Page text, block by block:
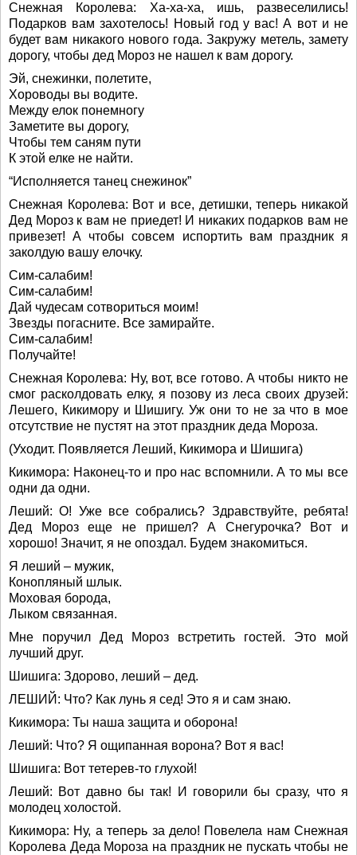
Снежная Королева: Ха-ха-ха, ишь, развеселились!
Подарков вам захотелось! Новый год у вас! А вот и не
будет вам никакого нового года. Закружу метель, замету
дорогу, чтобы дед Мороз не нашел к вам дорогу.
Эй, снежинки, полетите,
Хороводы вы водите.
Между елок понемногу
Заметите вы дорогу,
Чтобы тем саням пути
К этой елке не найти.
“Исполняется танец снежинок”
Снежная Королева: Вот и все, детишки, теперь никакой
Дед Мороз к вам не приедет! И никаких подарков вам не
привезет! А чтобы совсем испортить вам праздник я
заколдую вашу елочку.
Сим-салабим!
Сим-салабим!
Дай чудесам сотвориться моим!
Звезды погасните. Все замирайте.
Сим-салабим!
Получайте!
Снежная Королева: Ну, вот, все готово. А чтобы никто не
смог расколдовать елку, я позову из леса своих друзей:
Лешего, Кикимору и Шишигу. Уж они то не за что в мое
отсутствие не пустят на этот праздник деда Мороза.
(Уходит. Появляется Леший, Кикимора и Шишига)
Кикимора: Наконец-то и про нас вспомнили. А то мы все
одни да одни.
Леший: О! Уже все собрались? Здравствуйте, ребята!
Дед Мороз еще не пришел? А Снегурочка? Вот и
хорошо! Значит, я не опоздал. Будем знакомиться.
Я леший – мужик,
Конопляный шлык.
Моховая борода,
Лыком связанная.
Мне поручил Дед Мороз встретить гостей. Это мой
лучший друг.
Шишига: Здорово, леший – дед.
ЛЕШИЙ: Что? Как лунь я сед! Это я и сам знаю.
Кикимора: Ты наша защита и оборона!
Леший: Что? Я ощипанная ворона? Вот я вас!
Шишига: Вот тетерев-то глухой!
Леший: Вот давно бы так! И говорили бы сразу, что я
молодец холостой.
Кикимора: Ну, а теперь за дело! Повелела нам Снежная
Королева Деда Мороза на праздник не пускать чтобы не